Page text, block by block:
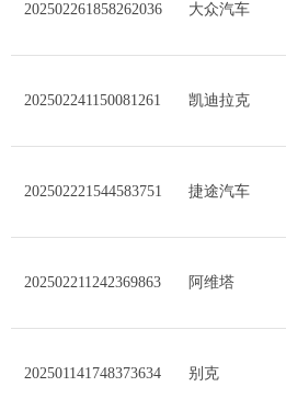
202502261858262036 大众汽车
202502241150081261 凯迪拉克
202502221544583751 捷途汽车
202502211242369863 阿维塔
202501141748373634 别克